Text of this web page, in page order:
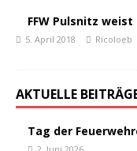
FFW Pulsnitz
5. April 2018 Ricoloeb
AKTUELLE
Tag der